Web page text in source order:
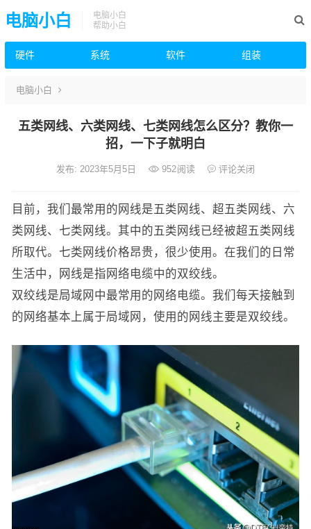
电脑小白
电脑小白
帮助小白
硬件 系统 软件 组装
电脑小白
五类网线、六类网线、七类网线怎么区分？教你一
招，一下子就明白
发布: 2023年5月5日 952阅读 评论关闭
目前，我们最常用的网线是五类网线、超五类网线、六
类网线、七类网线。其中的五类网线已经被超五类网线
所取代。七类网线价格昂贵，很少使用。在我们的日常
生活中，网线是指网络电缆中的双绞线。
双绞线是局域网中最常用的网络电缆。我们每天接触到
的网络基本上属于局域网，使用的网线主要是双绞线。